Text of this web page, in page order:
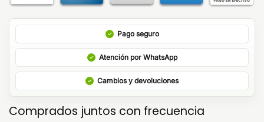
Pago seguro
Atención por WhatsApp
Cambios y devoluciones
Comprados juntos con frecuencia